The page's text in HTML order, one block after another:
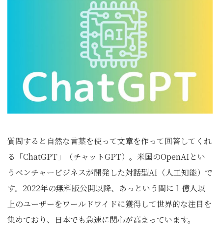
質問すると自然な言葉を使って文章を作って回答してくれ
る「ChatGPT」（チャットGPT）。米国のOpenAIとい
うベンチャービジネスが開発した対話型AI（人工知能）で
す。2022年の無料版公開以降、あっという間に１億人以
上のユーザーをワールドワイドに獲得して世界的な注目を
集めており、日本でも急速に関心が高まっています。